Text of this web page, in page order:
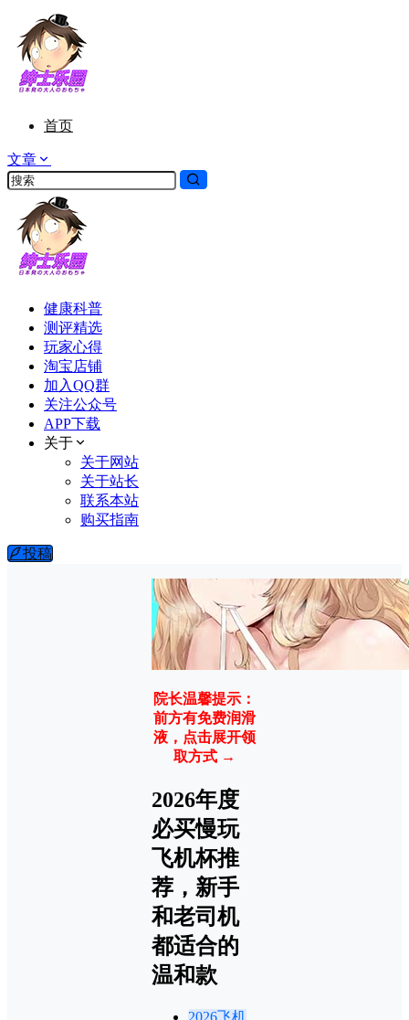
首页
文章
健康科普
测评精选
玩家心得
淘宝店铺
加入QQ群
关注公众号
APP下载
关于
关于网站
关于站长
联系本站
购买指南
投稿
院长温馨提示：
前方有免费润滑
液，点击展开领
取方式 →
2026年度
必买慢玩
飞机杯推
荐，新手
和老司机
都适合的
温和款
2026飞机